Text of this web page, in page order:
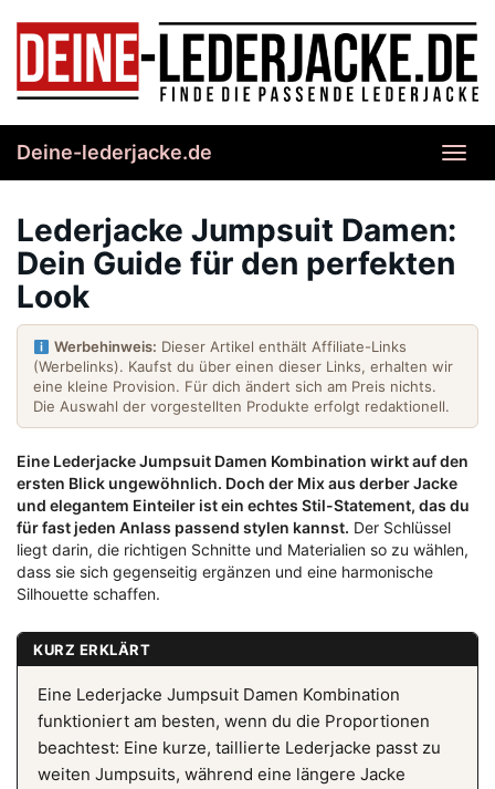
content
Deine-lederjacke.de
Lederjacke Jumpsuit Damen:
Dein Guide für den perfekten
Look
Werbehinweis: Dieser Artikel enthält Affiliate-Links
(Werbelinks). Kaufst du über einen dieser Links, erhalten wir
eine kleine Provision. Für dich ändert sich am Preis nichts.
Die Auswahl der vorgestellten Produkte erfolgt redaktionell.
Eine Lederjacke Jumpsuit Damen Kombination wirkt auf den
ersten Blick ungewöhnlich. Doch der Mix aus derber Jacke
und elegantem Einteiler ist ein echtes Stil-Statement, das du
für fast jeden Anlass passend stylen kannst. Der Schlüssel
liegt darin, die richtigen Schnitte und Materialien so zu wählen,
dass sie sich gegenseitig ergänzen und eine harmonische
Silhouette schaffen.
KURZ ERKLÄRT
Eine Lederjacke Jumpsuit Damen Kombination
funktioniert am besten, wenn du die Proportionen
beachtest: Eine kurze, taillierte Lederjacke passt zu
weiten Jumpsuits, während eine längere Jacke